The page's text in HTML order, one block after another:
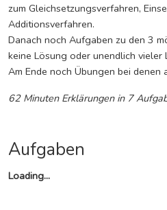
zum Gleichsetzungsverfahren,
Additionsverfahren.
Danach noch Aufgaben zu den 3
keine Lösung oder unendlich vieler
Am Ende noch Übungen bei denen
62 Minuten Erklärungen in 7
Aufgaben